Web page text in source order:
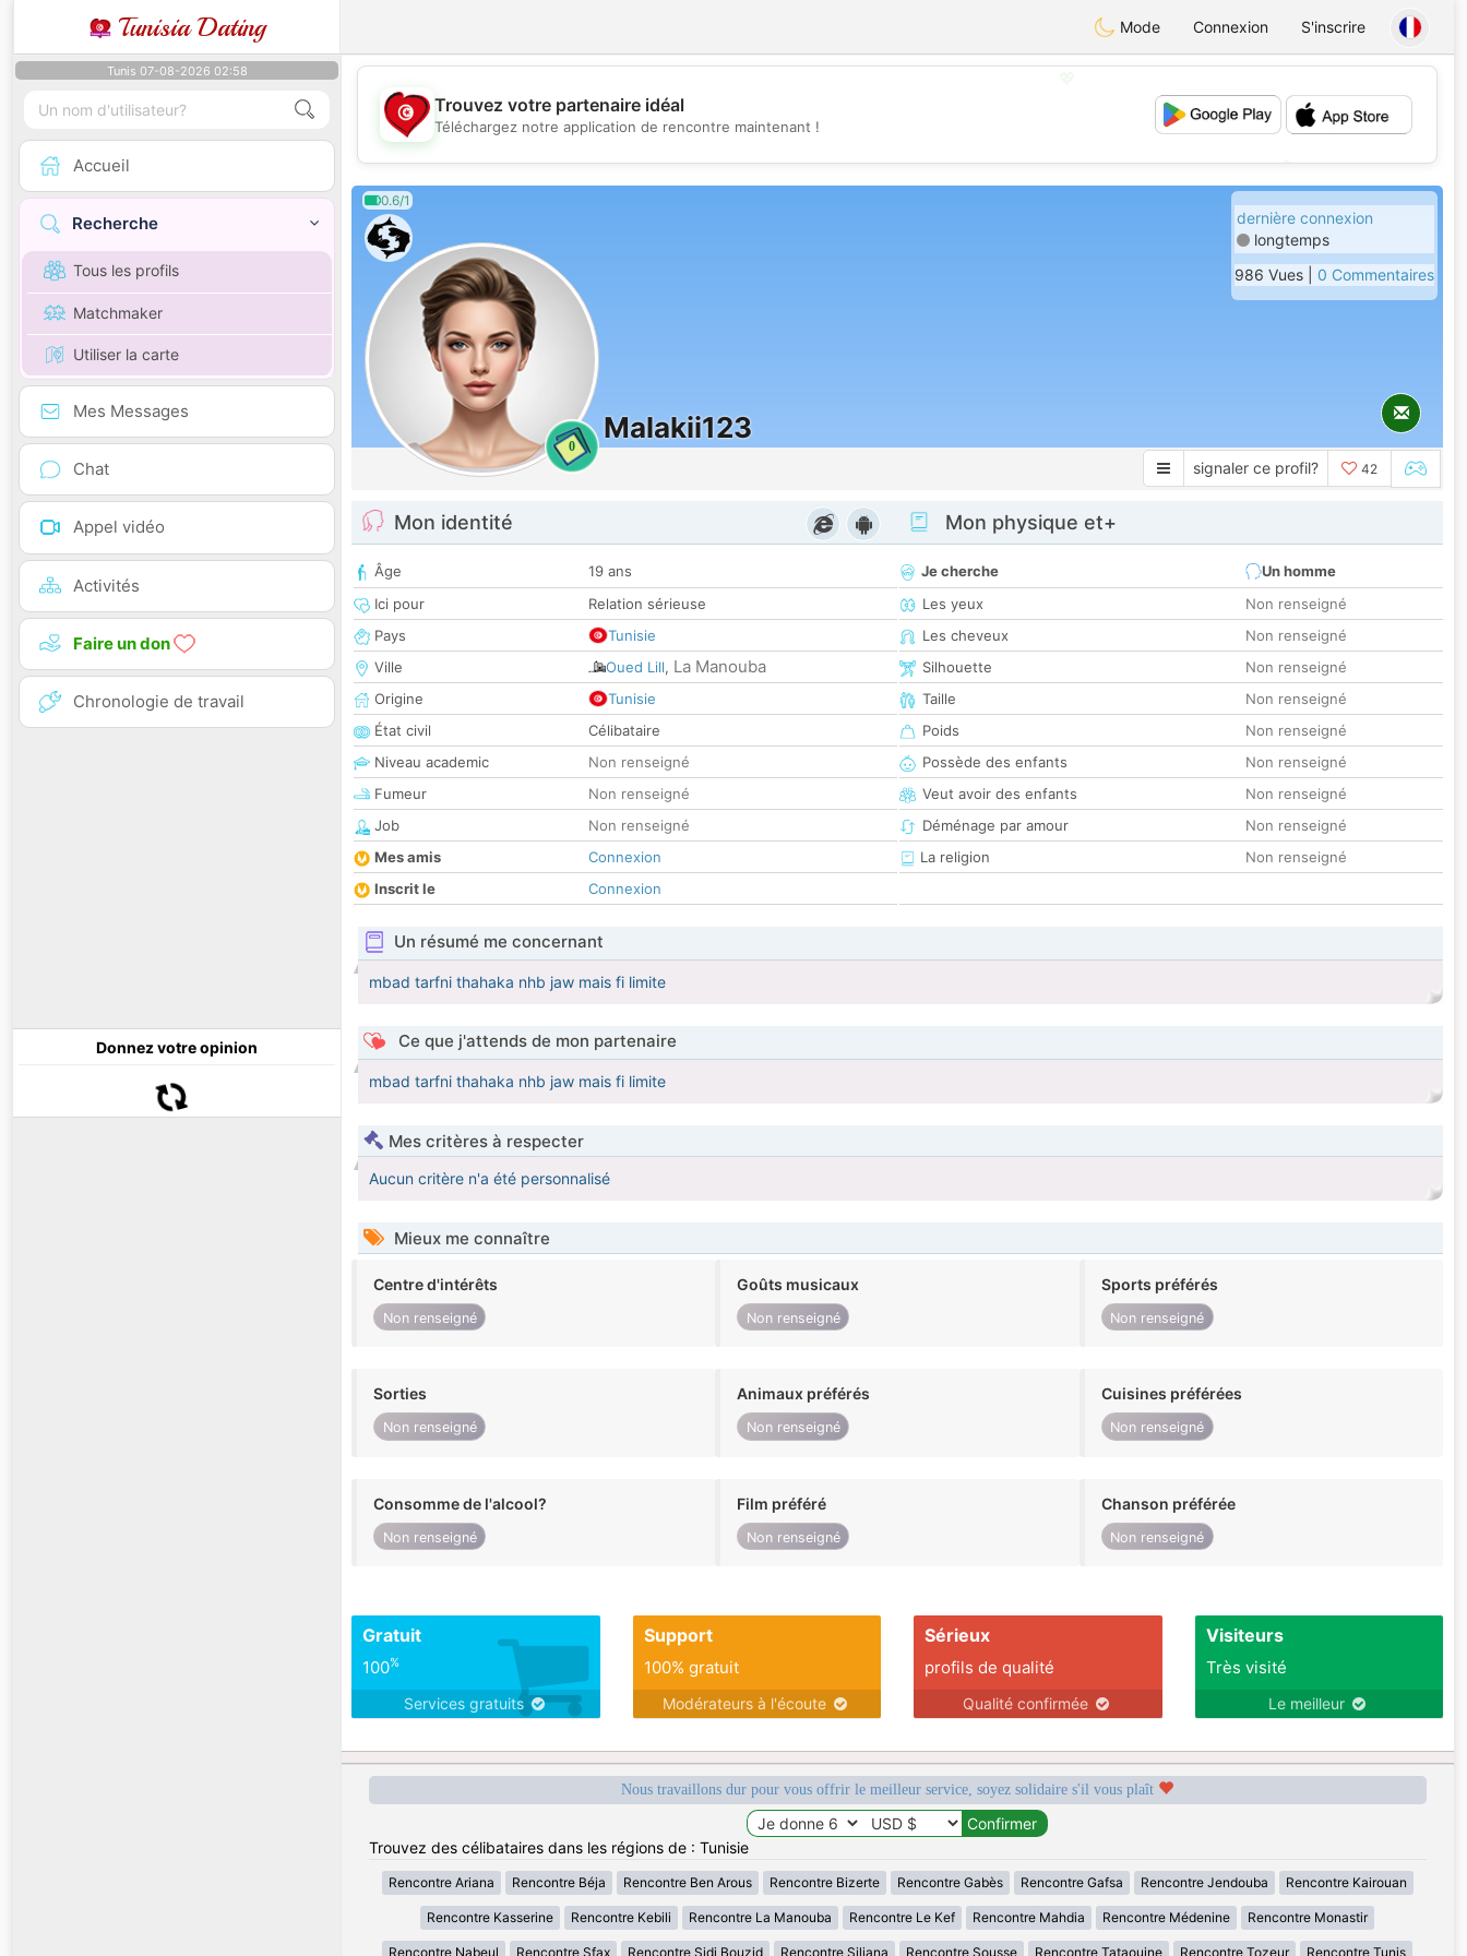
Tunisia Dating Mode Connexion S'inscrire
Tunis 07-08-2026 02:58
Accueil
Recherche
Tous les profils
Matchmaker
Utiliser la carte
Mes Messages
Chat
Appel vidéo
Activités
Faire un don
Chronologie de travail
Donnez votre opinion
💖
💕
Trouvez votre partenaire idéal
Téléchargez notre application de rencontre maintenant !
0.6/1
0
Malakii123
dernière connexion
longtemps
986 Vues | 0 Commentaires
signaler ce profil? 42
Mon identité
Âge
19 ans
Ici pour
Relation sérieuse
Pays
Tunisie
Ville
Oued Lill, La Manouba
Origine
Tunisie
État civil
Célibataire
Niveau academic
Non renseigné
Fumeur
Non renseigné
Job
Non renseigné
Mes amis
Connexion
Inscrit le
Connexion
Mon physique et+
Je cherche
Un homme
Les yeux
Non renseigné
Les cheveux
Non renseigné
Silhouette
Non renseigné
Taille
Non renseigné
Poids
Non renseigné
Possède des enfants
Non renseigné
Veut avoir des enfants
Non renseigné
Déménage par amour
Non renseigné
La religion
Non renseigné
Un résumé me concernant
mbad tarfni thahaka nhb jaw mais fi limite
Ce que j'attends de mon partenaire
mbad tarfni thahaka nhb jaw mais fi limite
Mes critères à respecter
Aucun critère n'a été personnalisé
Mieux me connaître
Centre d'intérêts
Non renseigné
Goûts musicaux
Non renseigné
Sports préférés
Non renseigné
Sorties
Non renseigné
Animaux préférés
Non renseigné
Cuisines préférées
Non renseigné
Consomme de l'alcool?
Non renseigné
Film préféré
Non renseigné
Chanson préférée
Non renseigné
Gratuit
100%
Services gratuits
Support
100% gratuit
Modérateurs à l'écoute
Sérieux
profils de qualité
Qualité confirmée
Visiteurs
Très visité
Le meilleur
Nous travaillons dur pour vous offrir le meilleur service, soyez solidaire s'il vous plaît
Trouvez des célibataires dans les régions de : Tunisie
Rencontre Ariana Rencontre Béja Rencontre Ben Arous Rencontre Bizerte Rencontre Gabès Rencontre Gafsa Rencontre Jendouba Rencontre Kairouan
Rencontre Kasserine Rencontre Kebili Rencontre La Manouba Rencontre Le Kef Rencontre Mahdia Rencontre Médenine Rencontre Monastir
Rencontre Nabeul Rencontre Sfax Rencontre Sidi Bouzid Rencontre Siliana Rencontre Sousse Rencontre Tataouine Rencontre Tozeur Rencontre Tunis